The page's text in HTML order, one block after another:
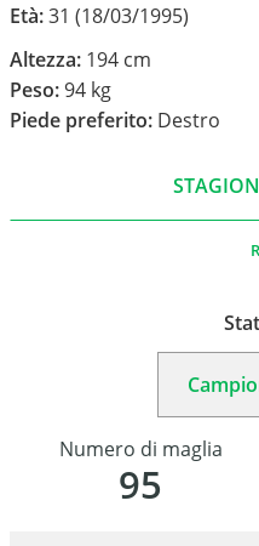
Età:31 (18/03/1995)
Altezza: 194 cm
Peso:94 kg
Piede preferito: Destro
95
Numero di maglia